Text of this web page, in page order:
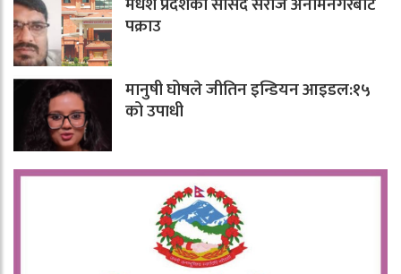
पक्राउ
मानुषी घोषले जीतिन इन्डियन आइडल:१५
को उपाधी